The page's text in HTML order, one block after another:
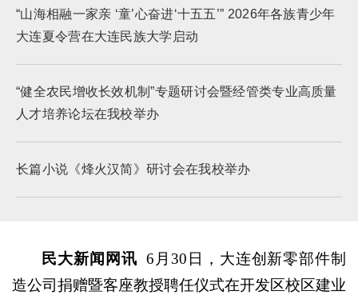
“山海相融一家亲 ‘童’心奋进‘十五五’” 2026年各族青少年
大连夏令营在大连民族大学启动
“健全农民增收长效机制”专题研讨会暨经管类专业高质量
人才培养论坛在我校举办
长篇小说《烽火汉简》研讨会在我校举办
民大新闻网讯6月30日，大连创新零部件制
造公司捐赠暨客座教授聘任仪式在开发区校区建业